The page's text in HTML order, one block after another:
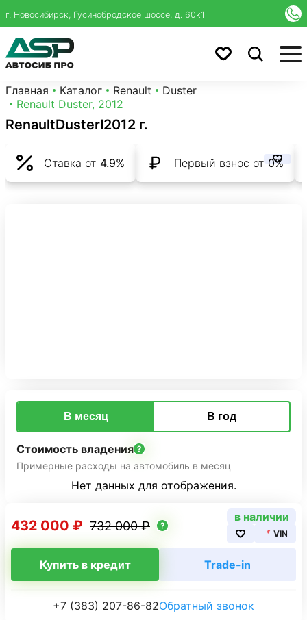
г. Новосибирск, Гусинобродское шоссе, д. 60к1
Главная Каталог Renault
Duster
Renault Duster, 2012
RenaultDusterI2012 г.
Ставка от 4.9% Первый взнос от 0%
432 000 ₽ 732 000 ₽
в наличии
VIN
Купить в кредит Trade-in
+7 (383) 207-86-82Обратный звонок
В месяц В год
Стоимость владения
Примерные расходы на автомобиль в месяц
Нет данных для отображения.